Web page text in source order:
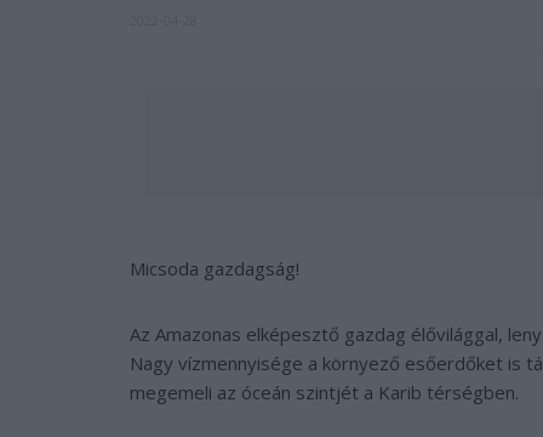
Micsoda gazdagság!
Az Amazonas elképesztő gazdag élővilággal,
Nagy vízmennyisége a környező esőerdőket is
megemeli az óceán szintjét a Karib térségben.